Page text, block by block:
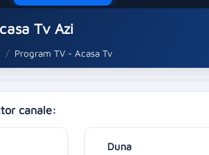
Tv Azi
Program TV - Acasa Tv
canale:
Duna